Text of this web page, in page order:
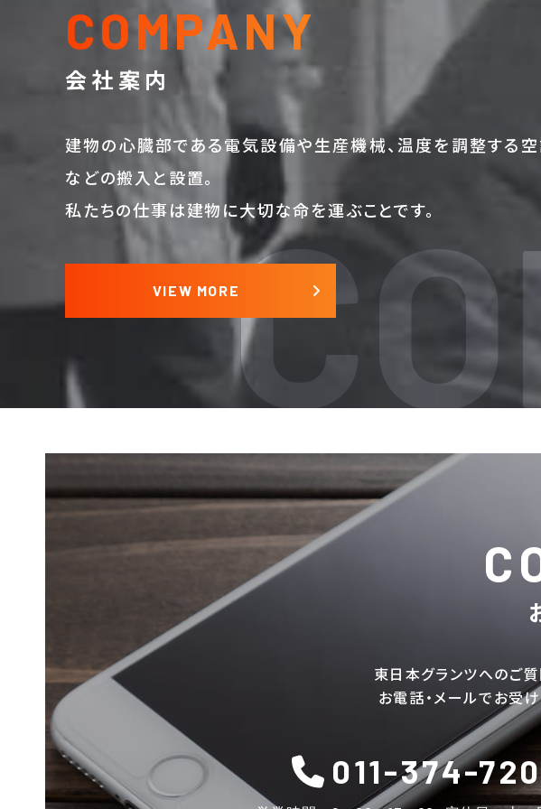
COMPANY
会社案内
建物の心臓部である電気設備や生産機械、温度を調整する
などの搬入と設置。
私たちの仕事は建物に大切な命を運ぶことです。
VIEW MORE
東日本グランツへのご質
お電話・メールでお受
011-374-